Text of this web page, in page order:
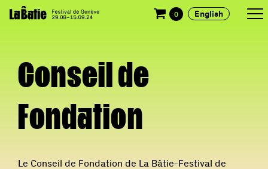
Conseil de
Fondation
Le Conseil de Fondation de La Bâtie-Festival de
0 English